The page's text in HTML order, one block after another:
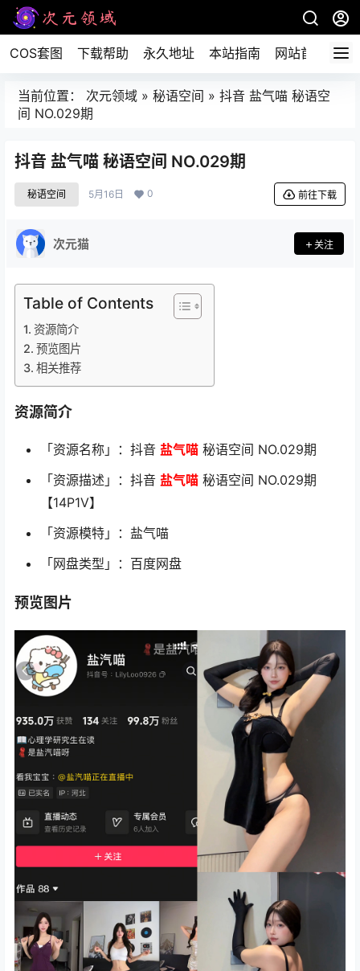
COS套图 下载帮助 永久地址 本站指南 网站首页
当前位置： 次元领域 » 秘语空间 » 抖音 盐气喵 秘语空
间 NO.029期
抖音 盐气喵 秘语空间 NO.029期
秘语空间 5月16日 0 前往下载
次元猫 关注
Table of Contents
资源简介
预览图片
相关推荐
资源简介
「资源名称」：抖音 盐气喵 秘语空间 NO.029期
「资源描述」：抖音 盐气喵 秘语空间 NO.029期
【14P1V】
「资源模特」：盐气喵
「网盘类型」：百度网盘
预览图片